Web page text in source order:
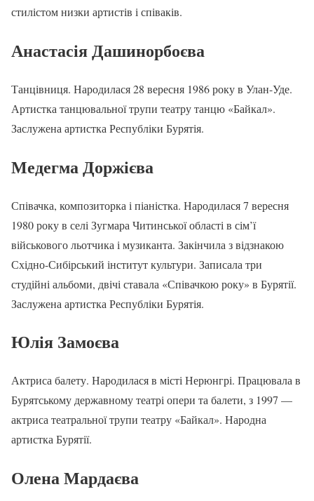
стилістом низки артистів і співаків.
Анастасія Дашинорбоєва
Танцівниця. Народилася 28 вересня 1986 року в Улан-Уде.
Артистка танцювальної трупи театру танцю «Байкал».
Заслужена артистка Республіки Бурятія.
Медегма Доржієва
Співачка, композиторка і піаністка. Народилася 7 вересня
1980 року в селі Зугмара Читинської області в сім’ї
військового льотчика і музиканта. Закінчила з відзнакою
Східно-Сибірський інститут культури. Записала три
студійні альбоми, двічі ставала «Співачкою року» в Бурятії.
Заслужена артистка Республіки Бурятія.
Юлія Замоєва
Актриса балету. Народилася в місті Нерюнгрі. Працювала в
Бурятському державному театрі опери та балети, з 1997 —
актриса театральної трупи театру «Байкал». Народна
артистка Бурятії.
Олена Мардаєва